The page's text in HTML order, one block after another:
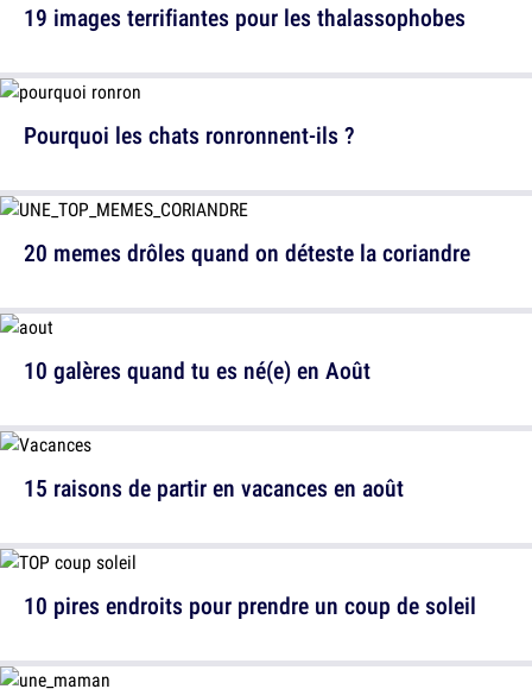
Pourquoi les chats ronronnent-ils ?
10 galères quand tu es né(e) en Août
10 pires endroits pour prendre un coup de soleil
19 images terrifiantes pour les thalassophobes
20 memes drôles quand on déteste la coriandre
15 raisons de partir en vacances en août